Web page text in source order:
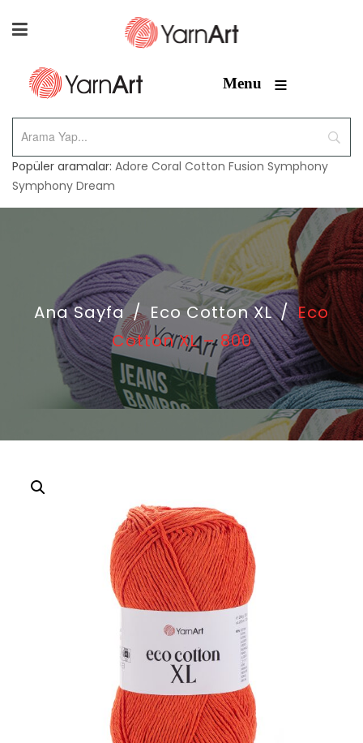
Menu ≡
Popüler aramalar: Adore Coral Cotton Fusion Symphony
Symphony Dream
Ana Sayfa / Eco Cotton XL / Eco
Cotton XL – 800